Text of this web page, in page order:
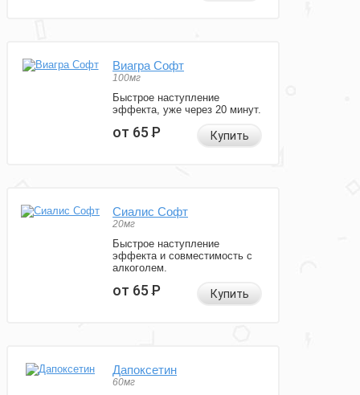
Виагра Софт
100мг
Быстрое наступление
эффекта, уже через 20 минут.
от 65Р Купить
Сиалис Софт
20мг
Быстрое наступление
эффекта и совместимость с
алкоголем.
от 65Р Купить
Дапоксетин
60мг